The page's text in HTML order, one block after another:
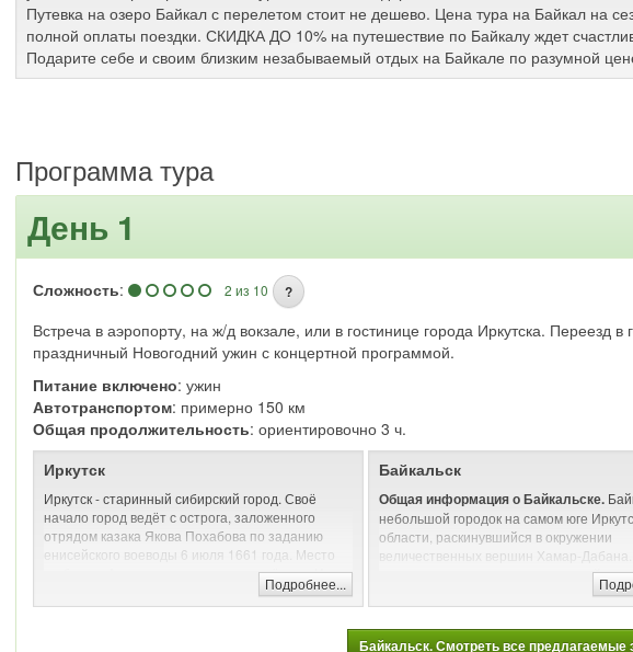
Путевка на озеро Байкал с перелетом стоит не дешево. Цена тура на Байкал на
полной оплаты поездки. СКИДКА ДО 10% на путешествие по Байкалу ждет
Подарите себе и своим близким незабываемый отдых на Байкале по разумной
Программа тура
День 1
Сложность: 2 из 10 ?
Встреча в аэропорту, на ж/д вокзале, или в гостинице города Иркутска. Переезд
праздничный Новогодний ужин с концертной программой.
Питание включено: ужин
Автотранспортом: примерно 150 км
Общая продолжительность: ориентировочно 3 ч.
Иркутск
Иркутск - старинный сибирский город. Своё
начало город ведёт с острога, заложенного
отрядом казака Якова Похабова по заданию
енисейского воеводы 6 июля 1661 года. Место
на берегу Ангары при впадении в неё реки Иркут
оказалось пригодным для земледелия и
скотоводства, водный путь обеспечивал
Подробнее...
Байкальск
Общая информация о Байкальске.
небольшой городок на самом юге
области, раскинувшийся в окружении
величественных вершин Хамар-
славится живописностью своих
отдых сюда едут активные и
Байкальск. Смотреть все предлагаемые